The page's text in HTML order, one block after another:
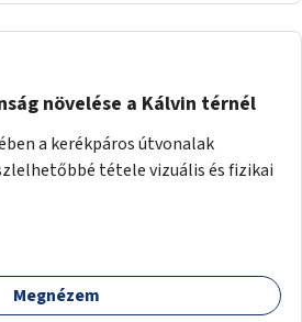
növelése a Kálvin térnél
a kerékpáros útvonalak
tétele vizuális és fizikai
Megnézem